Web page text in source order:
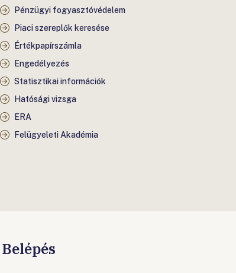
Pénzügyi fogyasztóvédelem
Piaci szereplők keresése
Értékpapírszámla
Engedélyezés
Statisztikai információk
Hatósági vizsga
ERA
Felügyeleti Akadémia
Belépés